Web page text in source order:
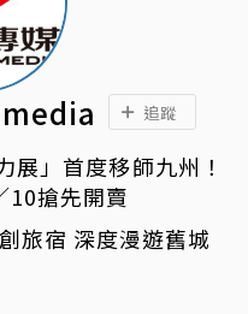
追蹤
展」首度移師九州！
10搶先開賣
旅宿 深度漫遊舊城